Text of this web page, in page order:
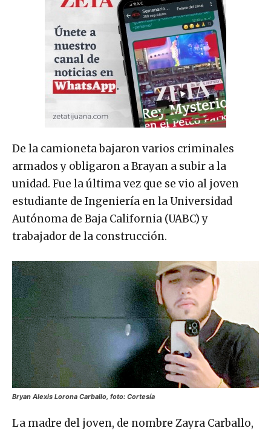
De la camioneta bajaron varios criminales
armados y obligaron a Brayan a subir a la
unidad. Fue la última vez que se vio al joven
estudiante de Ingeniería en la Universidad
Autónoma de Baja California (UABC) y
trabajador de la construcción.
Bryan Alexis Lorona Carballo, foto: Cortesía
La madre del joven, de nombre Zayra Carballo,